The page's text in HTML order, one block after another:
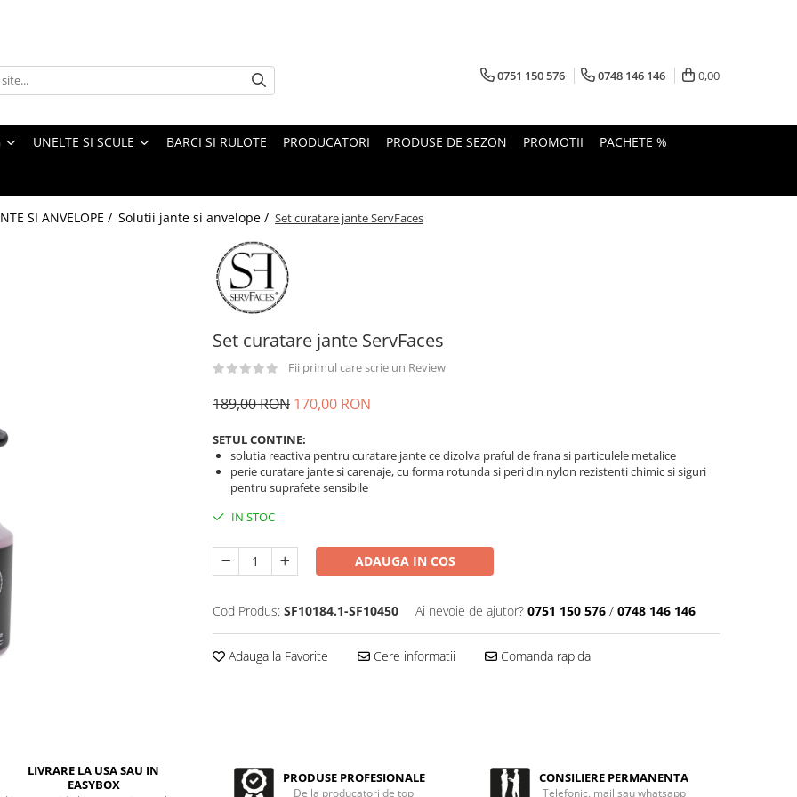
0751 150 576 0748 146 146 0,00
UNELTE SI SCULE BARCI SI RULOTE PRODUCATORI PRODUSE DE SEZON PROMOTII PACHETE %
SI ANVELOPE / Solutii jante si anvelope / Set curatare jante ServFaces
Set curatare jante ServFaces
Fii primul care scrie un Review
189,00 RON 170,00 RON
SETUL CONTINE:
solutia reactiva pentru curatare jante ce dizolva praful de frana si particulele metalice
perie curatare jante si carenaje, cu forma rotunda si peri din nylon rezistenti chimic si siguri
pentru suprafete sensibile
IN STOC
ADAUGA IN COS
Cod Produs: SF10184.1-SF10450 Ai nevoie de ajutor? 0751 150 576 / 0748 146 146
Adauga la Favorite Cere informatii Comanda rapida
LIVRARE LA USA SAU IN
EASYBOX
PRODUSE PROFESIONALE
De la producatori de top
CONSILIERE PERMANENTA
Telefonic, mail sau whatsapp